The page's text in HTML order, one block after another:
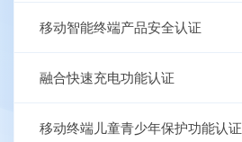
移动智能终端产品安全认证
融合快速充电功能认证
移动终端儿童青少年保护功能认证